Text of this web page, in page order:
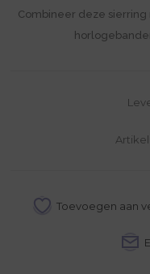
Combineer deze